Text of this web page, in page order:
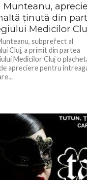
Munteanu,
ținută din
Medicilor
subprefect al
Cluj, a primit din partea
Medicilor Cluj o
apreciere pentru